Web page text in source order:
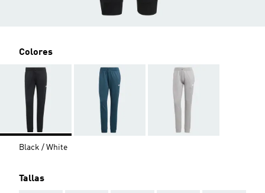
Colores
Black / White
Tallas